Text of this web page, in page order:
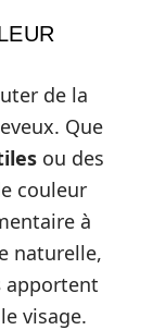
de la
Que
ou des
couleur
à
naturelle,
apportent
visage.